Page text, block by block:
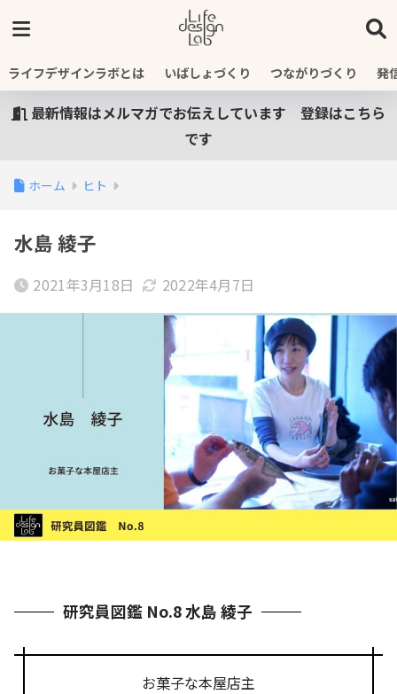
ライフデザインラボとは いばしょづくり つながりづくり 発
最新情報はメルマガでお伝えしています 登録はこちら
です
ホーム ヒト
水島 綾子
2021年3月18日 2022年4月7日
研究員図鑑 No.8 水島 綾子
お菓子な本屋店主